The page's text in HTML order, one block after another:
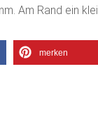
Am Rand ein
merken